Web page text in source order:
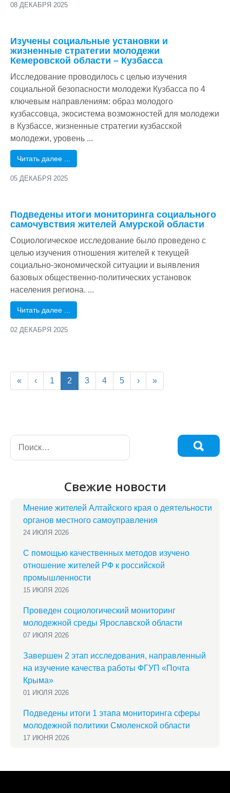
08 ДЕКАБРЯ 2025
Изучены социальные установки и
жизненные стратегии молодежи
Кемеровской области – Кузбасса
Исследование проводилось с целью изучения
социальной безопасности молодежи Кузбасса по 4
ключевым направлениям: образ молодого
кузбассовца, экосистема возможностей для молодежи
в Кузбассе, жизненные стратегии кузбасской
молодежи, уровень ...
Читать далее ...
05 ДЕКАБРЯ 2025
Подведены итоги мониторинга социального
самочувствия жителей Амурской области
Социологическое исследование было проведено с
целью изучения отношения жителей к текущей
социально-экономической ситуации и выявления
базовых общественно-политических установок
населения региона. ...
Читать далее ...
02 ДЕКАБРЯ 2025
« ‹ 1 2 3 4 5 › »
Свежие новости
Мнение жителей Алтайского края о деятельности
органов местного самоуправления
24 ИЮЛЯ 2026
С помощью качественных методов изучено
отношение жителей РФ к российской
промышленности
15 ИЮЛЯ 2026
Проведен социологический мониторинг
молодежной среды Ярославской области
07 ИЮЛЯ 2026
Завершен 2 этап исследования, направленный
на изучение качества работы ФГУП «Почта
Крыма»
01 ИЮЛЯ 2026
Подведены итоги 1 этапа мониторинга сферы
молодежной политики Смоленской области
17 ИЮНЯ 2026